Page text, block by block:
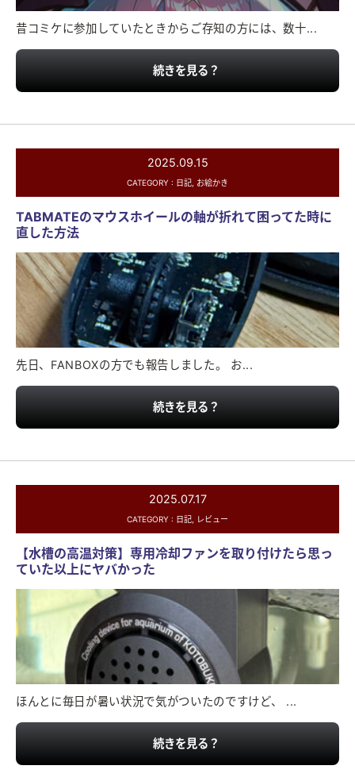
昔コミケに参加していたときからご存知の方には、数十...
続きを見る？
2025.09.15
CATEGORY : 日記 お絵かき
TABMATEのマウスホイールの軸が折れて困ってた時に
直した方法
先日、FANBOXの方でも報告しました。 お...
続きを見る？
2025.07.17
CATEGORY : 日記 レビュー
【水槽の高温対策】専用冷却ファンを取り付けたら思っ
ていた以上にヤバかった
ほんとに毎日が暑い状況で気がついたのですけど、 ...
続きを見る？